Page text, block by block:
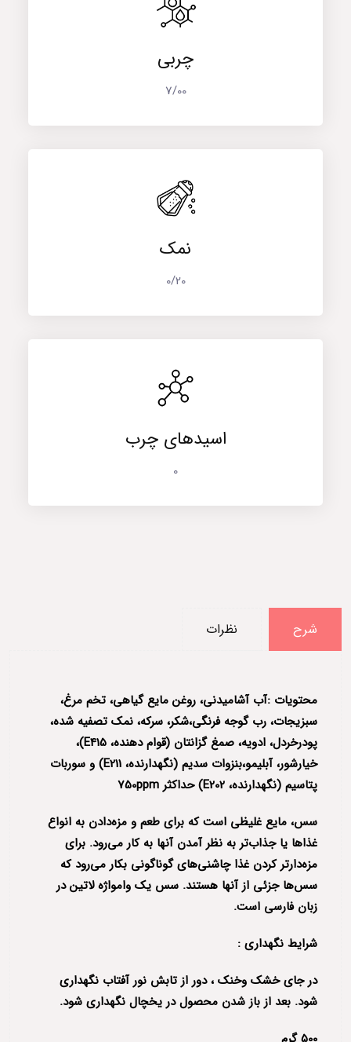
چربی
7/00
نمک
0/20
اسیدهای چرب
0
شرح نظرات
محتویات :آب آشامیدنی، روغن مایع گیاهی، تخم مرغ،
سبزیجات، رب گوجه فرنگی،شکر، سرکه، نمک تصفیه شده،
پودرخردل، ادویه، صمغ گزانتان (قوام دهنده، E415)،
خیارشور، آبلیمو،بنزوات سدیم (نگهدارنده، E211) و سوربات
پتاسیم (نگهدارنده، E202) حداکثر 750ppm
سس، مایع غلیظی است که برای طعم و مزه‌دادن به انواع
غذاها یا جذاب‌تر به نظر آمدن آنها به کار می‌رود. برای
مزه‌دارتر کردن غذا چاشنی‌های گوناگونی بکار می‌رود که
سس‌ها جزئی از آنها هستند. سس یک وامواژه لاتین در
زبان فارسی است.
شرایط نگهداری :
در جای خشک وخنک ، دور از تابش نور آفتاب نگهداری
شود. بعد از باز شدن محصول در یخچال نگهداری شود.